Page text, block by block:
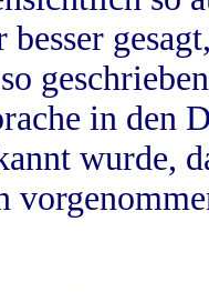
besser
in
wurde,